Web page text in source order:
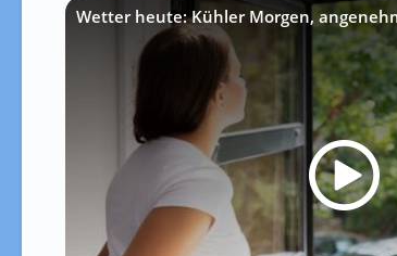
Wetter heute: Kühler Morgen,